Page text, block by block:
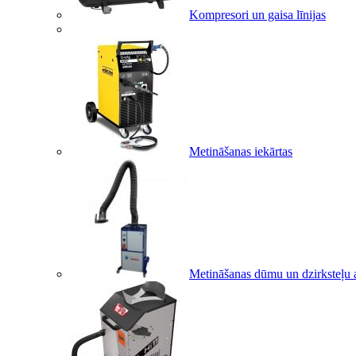
Kompresori un gaisa līnijas
Metināšanas iekārtas
Metināšanas dūmu un dzirksteļu